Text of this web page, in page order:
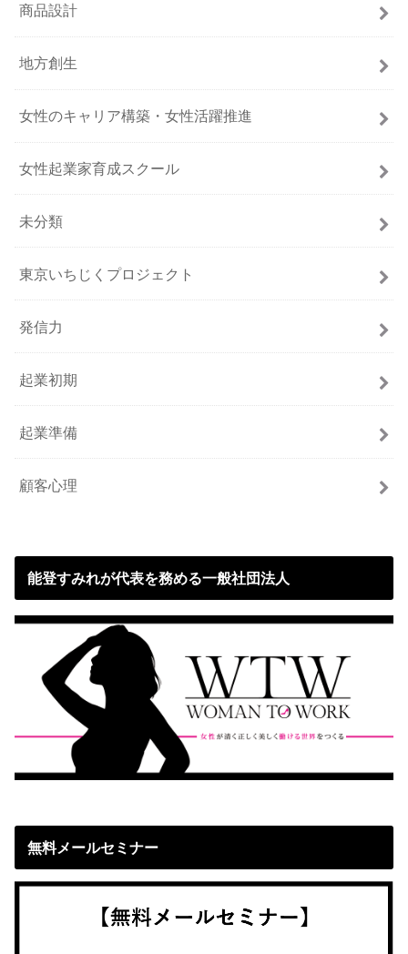
商品設計
地方創生
女性のキャリア構築・女性活躍推進
女性起業家育成スクール
未分類
東京いちじくプロジェクト
発信力
起業初期
起業準備
顧客心理
能登すみれが代表を務める一般社団法人
無料メールセミナー